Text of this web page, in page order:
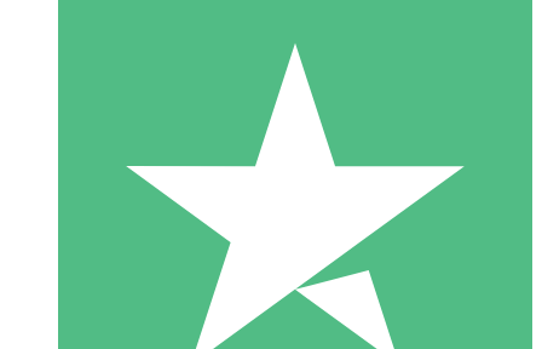
Packs de Crédits Individuels
Payez à l'utilisation avec des crédits de téléchargement. Sans
1 Téléchargement
10 00